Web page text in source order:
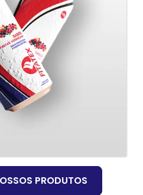
PRODUTOS